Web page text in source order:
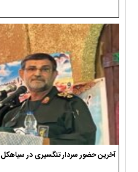
آخرین حضور سردار تنگسیری در سیاهکل